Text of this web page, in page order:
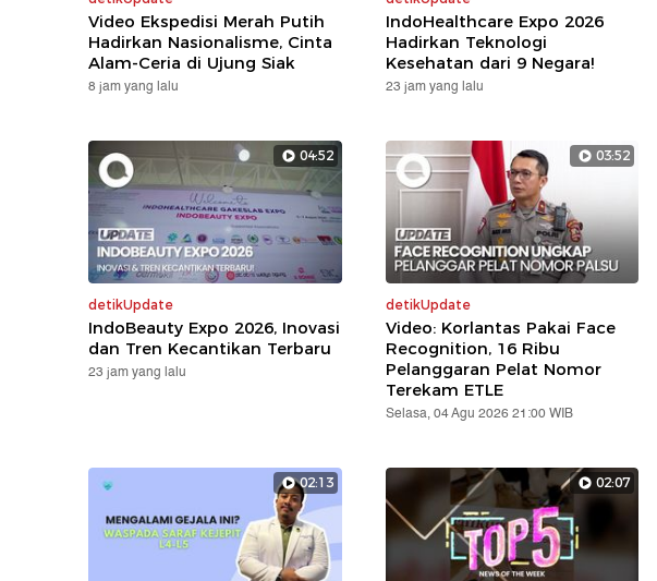
Video Ekspedisi Merah Putih
Hadirkan Nasionalisme, Cinta
Alam-Ceria di Ujung Siak
8 jam yang lalu
IndoHealthcare Expo 2026
Hadirkan Teknologi
Kesehatan dari 9 Negara!
23 jam yang lalu
04:52
detikUpdate
IndoBeauty Expo 2026, Inovasi
dan Tren Kecantikan Terbaru
23 jam yang lalu
03:52
detikUpdate
Video: Korlantas Pakai Face
Recognition, 16 Ribu
Pelanggaran Pelat Nomor
Terekam ETLE
Selasa, 04 Agu 2026 21:00 WIB
02:13 02:07